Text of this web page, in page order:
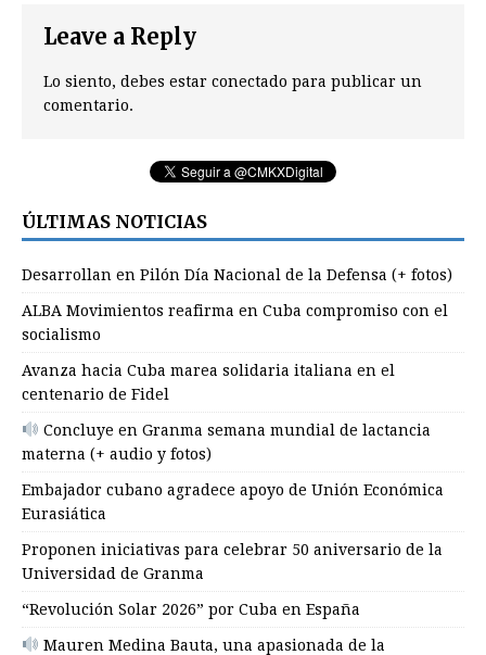
Leave a Reply
Lo siento, debes estar conectado para publicar un
comentario.
ÚLTIMAS NOTICIAS
Desarrollan en Pilón Día Nacional de la Defensa (+ fotos)
ALBA Movimientos reafirma en Cuba compromiso con el
socialismo
Avanza hacia Cuba marea solidaria italiana en el
centenario de Fidel
Concluye en Granma semana mundial de lactancia
materna (+ audio y fotos)
Embajador cubano agradece apoyo de Unión Económica
Eurasiática
Proponen iniciativas para celebrar 50 aniversario de la
Universidad de Granma
“Revolución Solar 2026” por Cuba en España
Mauren Medina Bauta, una apasionada de la